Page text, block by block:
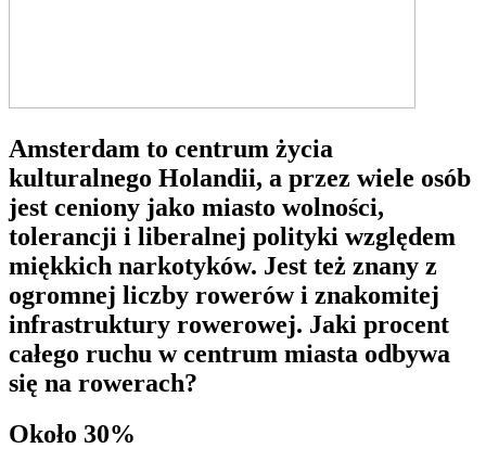
Amsterdam to centrum życia
kulturalnego Holandii, a przez wiele osób
jest ceniony jako miasto wolności,
tolerancji i liberalnej polityki względem
miękkich narkotyków. Jest też znany z
ogromnej liczby rowerów i znakomitej
infrastruktury rowerowej. Jaki procent
całego ruchu w centrum miasta odbywa
się na rowerach?
Około 30%